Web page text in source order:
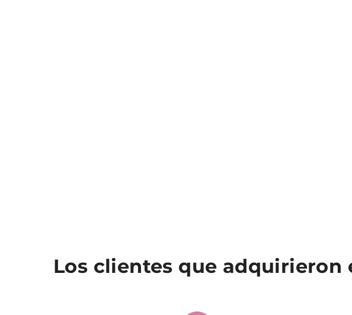
Los clientes que